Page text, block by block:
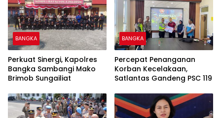
BANGKA
Perkuat Sinergi, Kapolres
Bangka Sambangi Mako
Brimob Sungailiat
BANGKA
Percepat Penanganan
Korban Kecelakaan,
Satlantas Gandeng PSC 119